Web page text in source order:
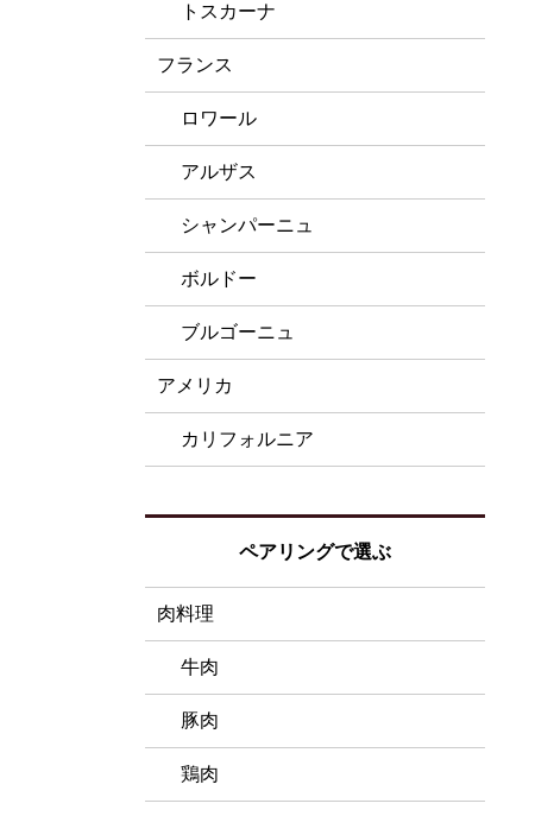
トスカーナ
フランス
ロワール
アルザス
シャンパーニュ
ボルドー
ブルゴーニュ
アメリカ
カリフォルニア
ペアリングで選ぶ
肉料理
牛肉
豚肉
鶏肉